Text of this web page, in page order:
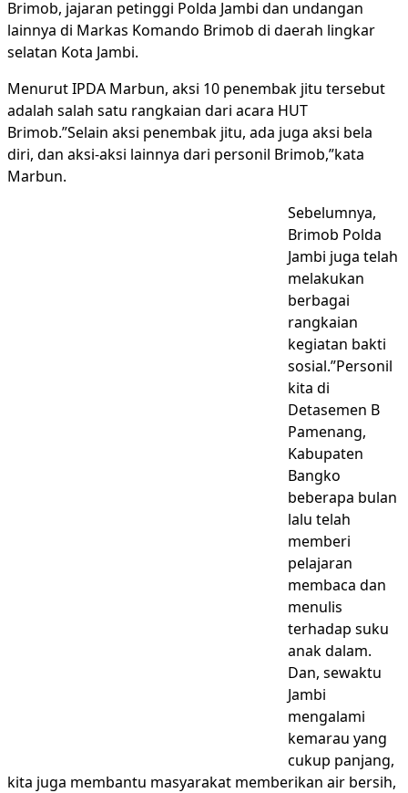
Brimob, jajaran petinggi Polda Jambi dan undangan
lainnya di Markas Komando Brimob di daerah lingkar
selatan Kota Jambi.
Menurut IPDA Marbun, aksi 10 penembak jitu tersebut
adalah salah satu rangkaian dari acara HUT
Brimob.”Selain aksi penembak jitu, ada juga aksi bela
diri, dan aksi-aksi lainnya dari personil Brimob,”kata
Marbun.
Sebelumnya,
Brimob Polda
Jambi juga telah
melakukan
berbagai
rangkaian
kegiatan bakti
sosial.”Personil
kita di
Detasemen B
Pamenang,
Kabupaten
Bangko
beberapa bulan
lalu telah
memberi
pelajaran
membaca dan
menulis
terhadap suku
anak dalam.
Dan, sewaktu
Jambi
mengalami
kemarau yang
cukup panjang,
kita juga membantu masyarakat memberikan air bersih,